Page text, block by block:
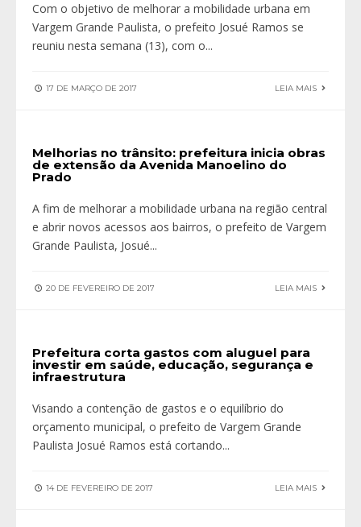
Com o objetivo de melhorar a mobilidade urbana em
Vargem Grande Paulista, o prefeito Josué Ramos se
reuniu nesta semana (13), com o...
17 DE MARÇO DE 2017 LEIA MAIS
Melhorias no trânsito: prefeitura inicia obras
de extensão da Avenida Manoelino do
Prado
A fim de melhorar a mobilidade urbana na região central
e abrir novos acessos aos bairros, o prefeito de Vargem
Grande Paulista, Josué...
20 DE FEVEREIRO DE 2017 LEIA MAIS
Prefeitura corta gastos com aluguel para
investir em saúde, educação, segurança e
infraestrutura
Visando a contenção de gastos e o equilíbrio do
orçamento municipal, o prefeito de Vargem Grande
Paulista Josué Ramos está cortando...
14 DE FEVEREIRO DE 2017 LEIA MAIS